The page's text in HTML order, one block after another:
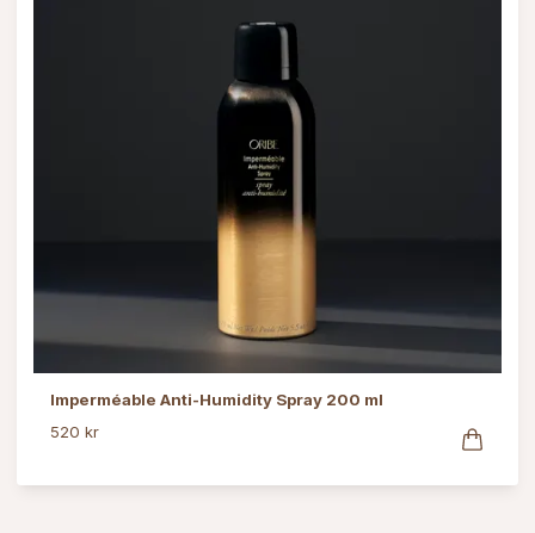
Imperméable Anti-Humidity Spray 200 ml
520 kr